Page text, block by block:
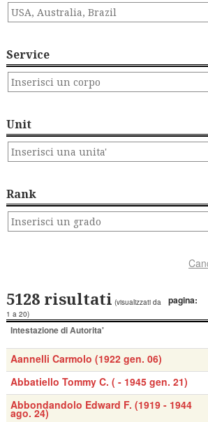
Service
Unit
Rank
pagina:
5128 risultati (visualizzati da
1 a 20)
Intestazione di Autorita'
Aannelli Carmolo (1922 gen. 06)
Abbatiello Tommy C. ( - 1945 gen. 21)
Abbondandolo Edward F. (1919 - 1944
ago. 24)